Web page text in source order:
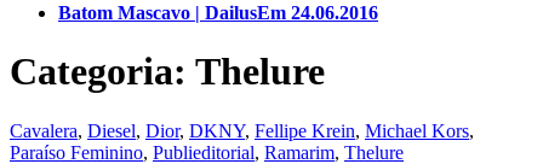
Batom Mascavo | DailusEm 24.06.2016
Categoria: Thelure
Cavalera, Diesel, Dior, DKNY, Fellipe Krein, Michael Kors,
Paraíso Feminino, Publieditorial, Ramarim, Thelure